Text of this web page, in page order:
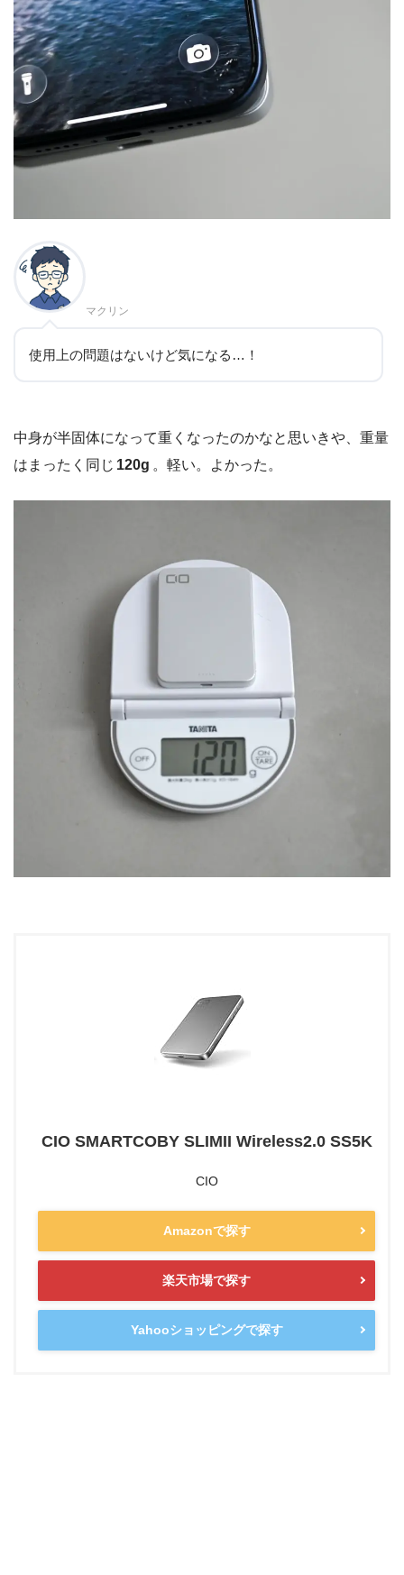
マクリン
使用上の問題はないけど気になる…！
中身が半固体になって重くなったのかなと思いきや、重量
はまったく同じ 120g 。軽い。よかった。
CIO SMARTCOBY SLIMII Wireless2.0 SS5K
CIO
Amazonで探す
楽天市場で探す
Yahooショッピングで探す